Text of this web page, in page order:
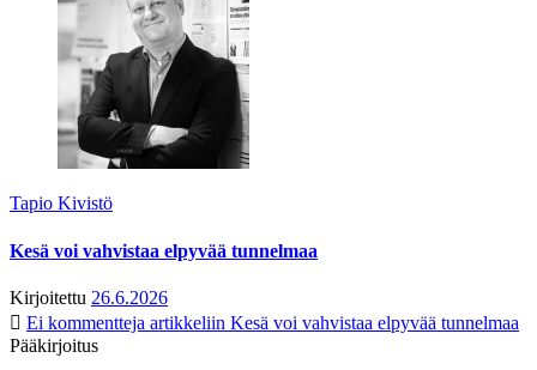
Tapio Kivistö
Kesä voi vahvistaa elpyvää tunnelmaa
Kirjoitettu 26.6.2026
Ei kommentteja artikkeliin Kesä voi vahvistaa elpyvää tunnelmaa
Pääkirjoitus